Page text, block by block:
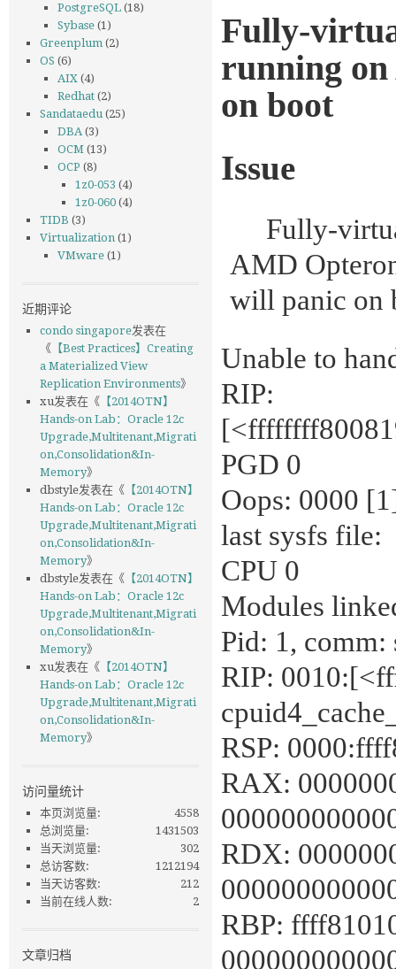
Fully-
running on
on boot
Issue
Fully-
AMD
will panic on
Unable to
RIP:
PGD 0
Oops: 0000
last sysfs file:
CPU 0
Modules
Pid: 1, comm:
RIP:
RSP:
RAX:
RDX:
RBP:
PostgreSQL (18)
Sybase (1)
Greenplum (2)
OS (6)
AIX (4)
Redhat (2)
Sandataedu (25)
DBA(3)
OCM (13)
OCP (8)
1z0-053 (4)
1z0-060 (4)
TIDB (3)
Virtualization (1)
VMware (1)
近期评论
condo singapore发表在
《 【Best Practices】Creating
a Materialized View
Replication Environments》
xu发表在《 【2014OTN】
Hands-on Lab：Oracle 12c
Upgrade,Multitenant,Migrati
on,Consolidation&In-
Memory》
dbstyle发表在《 【2014OTN】
Hands-on Lab：Oracle 12c
Upgrade,Multitenant,Migrati
on,Consolidation&In-
Memory》
dbstyle发表在《 【2014OTN】
Hands-on Lab：Oracle 12c
Upgrade,Multitenant,Migrati
on,Consolidation&In-
Memory》
xu发表在《 【2014OTN】
Hands-on Lab：Oracle 12c
Upgrade,Multitenant,Migrati
on,Consolidation&In-
Memory》
访问量统计
4558
本页浏览量:
1431503
总浏览量:
302
当天浏览量:
1212194
总访客数:
212
当天访客数:
2
当前在线人数:
文章归档